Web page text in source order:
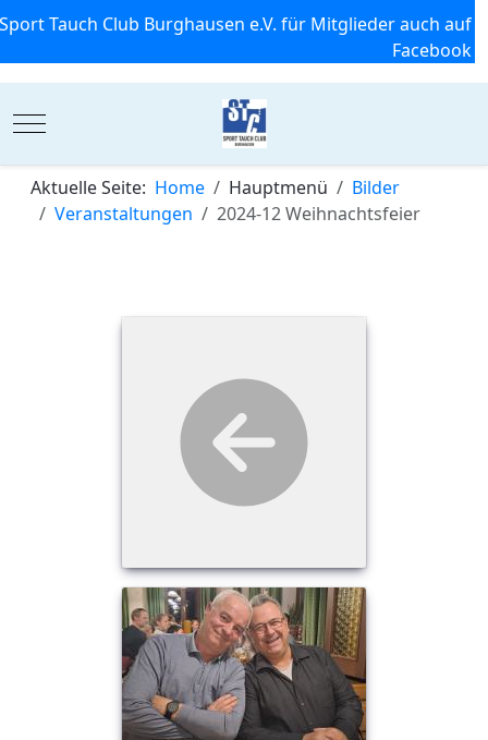
Sport Tauch Club Burghausen e.V. für Mitglieder auch auf
Facebook
Mobile Menu Toggle
Aktuelle Seite: Home Hauptmenü
Bilder
Veranstaltungen
2024-12 Weihnachtsfeier